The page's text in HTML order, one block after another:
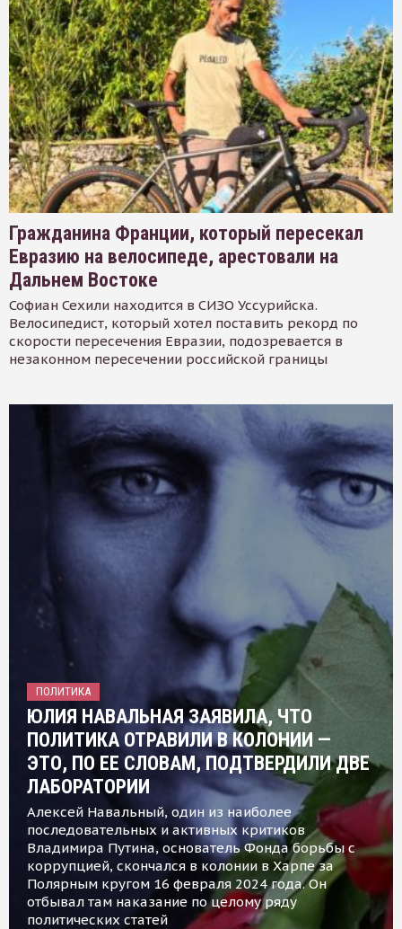
Гражданина Франции, который пересекал
Евразию на велосипеде, арестовали на
Дальнем Востоке
Софиан Сехили находится в СИЗО Уссурийска.
Велосипедист, который хотел поставить рекорд по
скорости пересечения Евразии, подозревается в
незаконном пересечении российской границы
ПОЛИТИКА
ЮЛИЯ НАВАЛЬНАЯ ЗАЯВИЛА, ЧТО
ПОЛИТИКА ОТРАВИЛИ В КОЛОНИИ —
ЭТО, ПО ЕЕ СЛОВАМ, ПОДТВЕРДИЛИ ДВЕ
ЛАБОРАТОРИИ
Алексей Навальный, один из наиболее
последовательных и активных критиков
Владимира Путина, основатель Фонда борьбы с
коррупцией, скончался в колонии в Харпе за
Полярным кругом 16 февраля 2024 года. Он
отбывал там наказание по целому ряду
политических статей